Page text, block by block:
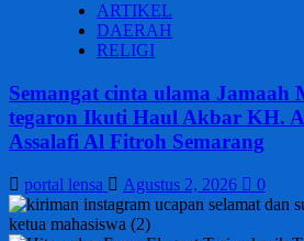
ARTIKEL
DAERAH
RELIGI
Semangat cinta ulama Jamaah
tegaron Ikuti Haul Akbar KH.
Assalafi Al Fitroh Semarang
portal lensa Agustus 2, 2026 0